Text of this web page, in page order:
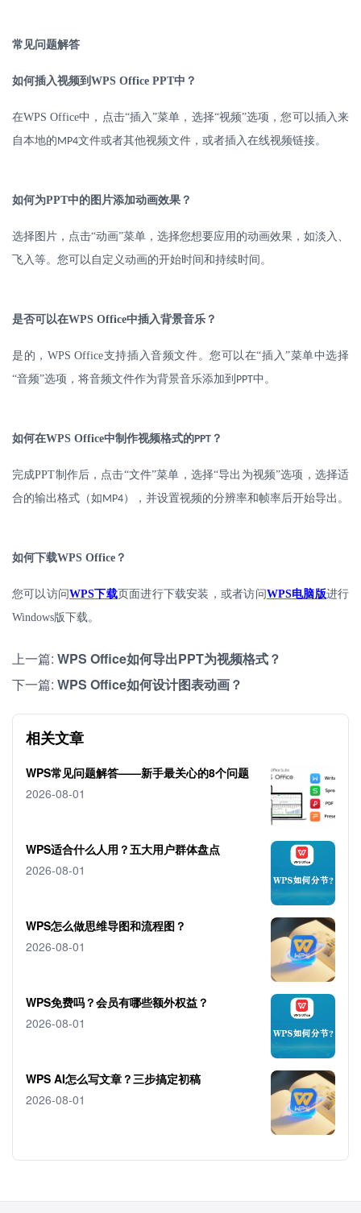
常见问题解答
如何插入视频到 WPS Office PPT中？
在WPS Office中，点击“插入”菜单，选择“视频”选项，您可以插入来
自本地的MP4文件或者其他视频文件，或者插入在线视频链接。
如何为PPT中的图片添加动画效果？
选择图片，点击“动画”菜单，选择您想要应用的动画效果，如淡入、
飞入等。您可以自定义动画的开始时间和持续时间。
是否可以在WPS Office中插入背景音乐？
是的， WPS Office支持插入音频文件。您可以在“插入”菜单中选择
“音频”选项，将音频文件作为背景音乐添加到 PPT中。
如何在WPS Office中制作视频格式的PPT ？
完成PPT制作后，点击“文件”菜单，选择“导出为视频”选项，选择适
合的输出格式（如MP4），并设置视频的分辨率和帧率后开始导出。
如何下载WPS Office ？
您可以访问WPS下载页面进行下载安装，或者访问WPS电脑版进行
Windows版下载。
上一篇: WPS Office如何导出PPT为视频格式？
下一篇: WPS Office如何设计图表动画？
相关文章
WPS常见问题解答——新手最关心的8个问题
2026-08-01
WPS适合什么人用？五大用户群体盘点
2026-08-01
WPS怎么做思维导图和流程图？
2026-08-01
WPS免费吗？会员有哪些额外权益？
2026-08-01
WPS AI怎么写文章？三步搞定初稿
2026-08-01